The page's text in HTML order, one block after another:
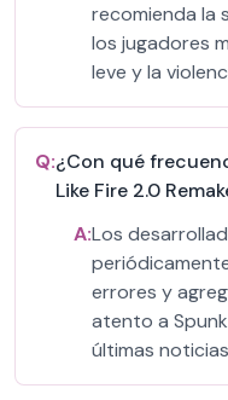
recomienda la
los jugadores
leve y la
Q:¿Con qué
Like Fire 2.0
A:Los
errores y
atento a
últimas